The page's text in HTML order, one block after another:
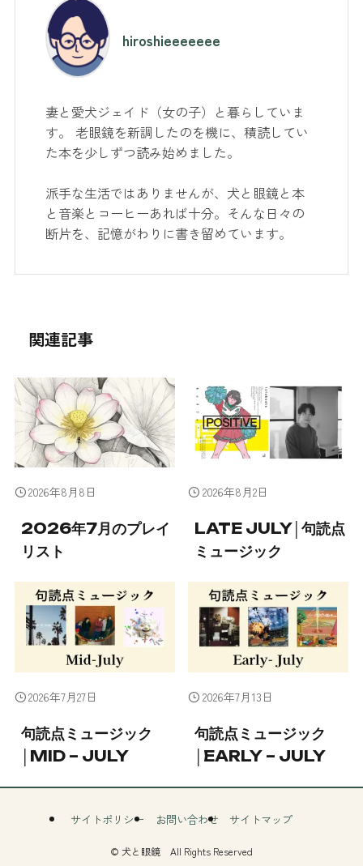
hiroshieeeeeee
妻と愛犬ジェイド（女の子）と暮らしていま
す。 老眼鏡を新調したのを機に、積読してい
た本を少しずつ読み始めました。
派手な生活ではありませんが、犬と眼鏡と本
と音楽とコーヒーあれば十分。そんな日々の
断片を、記憶がわりに書き留めています。
関連記事
2026年7月のプレイ
リスト
2026年8月8日
LATE JULY│句読点
ミュージック
2026年8月2日
句読点ミュージック
│MID – JULY
2026年7月27日
句読点ミュージック
│EARLY – JULY
2026年7月13日
サイトポリシー お問い合わせ サイトマップ
© 犬と眼鏡 All Rights Reserved